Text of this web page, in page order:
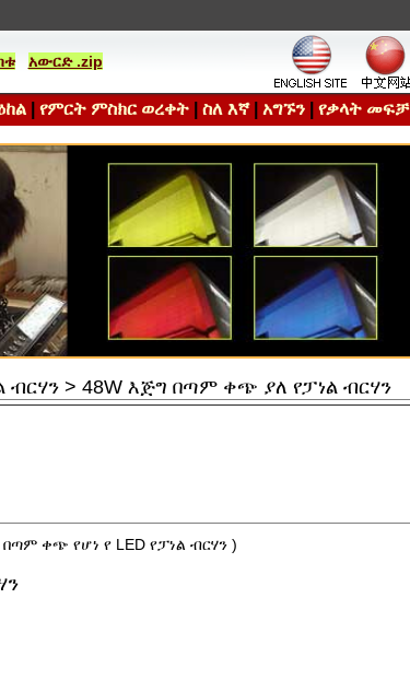
አውርድ .zip
የምርት ምስክር ወረቀት ስለ እኛ| አግኙን የቃላት መፍቻ
> 48W እጅግ በጣም ቀጭ ያለ የፓነል ብርሃን
ቀጭ የሆነ የ LED የፓነል ብርሃን )